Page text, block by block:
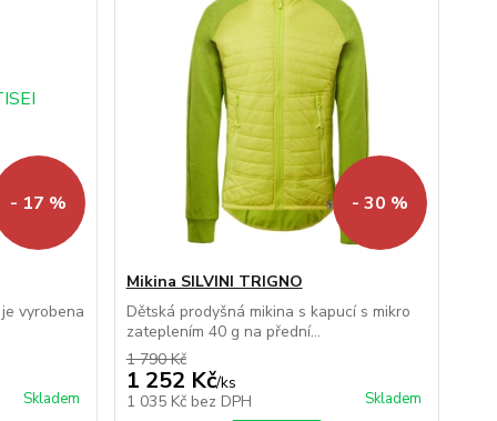
- 17 %
vyrobena
Skladem
- 30 %
Mikina SILVINI TRIGNO
Dětská prodyšná mikina s kapucí s mikro
zateplením 40 g na přední...
1 790 Kč
1 252 Kč/ks
1 035 Kč bez DPH Skladem